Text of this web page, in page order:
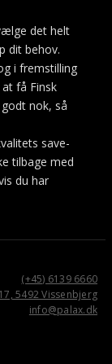
det helt
dit behov.
i fremstilling
få Finsk
nok, så
save-
tilbage med
du har
(+45) 6139 6660
5492 Vissenbjerg
info@palax.dk